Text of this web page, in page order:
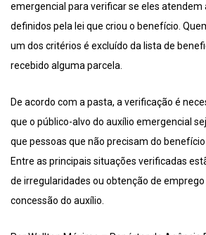
emergencial para verificar se eles atendem
definidos pela lei que criou o benefício.
um dos critérios é excluído da lista de
recebido alguma parcela.
De acordo com a pasta, a verificação é
que o público-alvo do auxílio emergencial
que pessoas que não precisam do
Entre as principais situações verificadas
de irregularidades ou obtenção de
concessão do auxílio.